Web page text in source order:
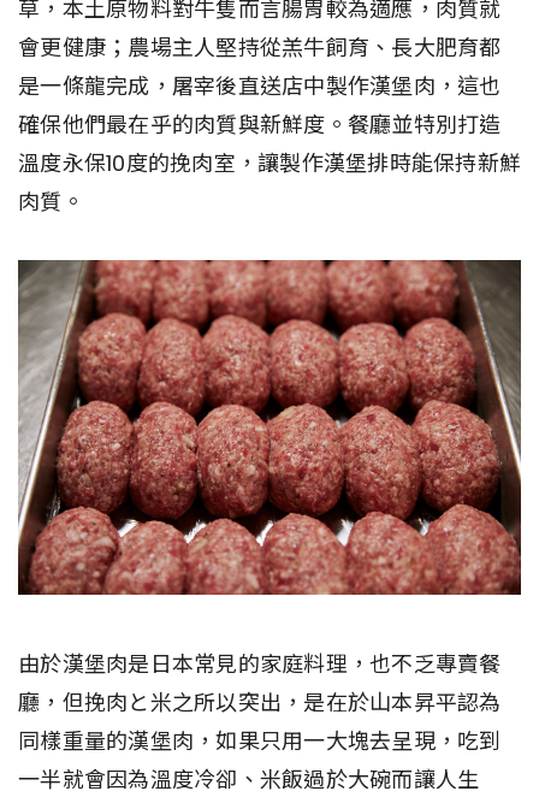
草，本土原物料對牛隻而言腸胃較為適應，肉質就
會更健康；農場主人堅持從羔牛飼育、長大肥育都
是一條龍完成，屠宰後直送店中製作漢堡肉，這也
確保他們最在乎的肉質與新鮮度。餐廳並特別打造
溫度永保10度的挽肉室，讓製作漢堡排時能保持新鮮
肉質。
由於漢堡肉是日本常見的家庭料理，也不乏專賣餐
廳，但挽肉と米之所以突出，是在於山本昇平認為
同樣重量的漢堡肉，如果只用一大塊去呈現，吃到
一半就會因為溫度冷卻、米飯過於大碗而讓人生